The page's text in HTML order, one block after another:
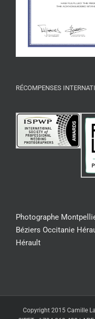
RÉCOMPENSES
Photographe
Béziers Occitanie
Hérault
Copyright 2015 Camille